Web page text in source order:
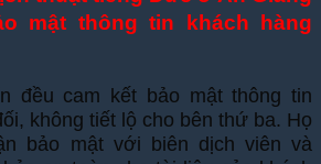
mật thông tin khách hàng
đều cam kết bảo mật thông tin
không tiết lộ cho bên thứ ba. Họ
bảo mật với biên dịch viên và